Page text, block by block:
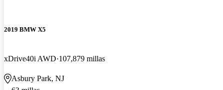
2019 BMW X5
xDrive40i AWD 107,879 millas
Asbury Park, NJ